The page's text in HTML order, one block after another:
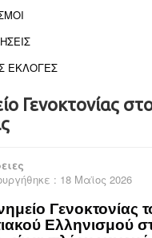
ΕΚΛΟΓΕΣ
Γενοκτονίας
: 18 Μαϊος 2026
Γενοκτονίας
Ελληνισμού